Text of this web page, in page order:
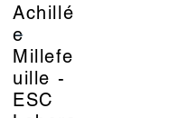
Achillé
e
Millefe
uille -
ESC
_